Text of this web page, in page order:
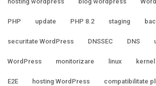
PHP update PHP 8.2 staging
securitate WordPress DNSSEC DNS
WordPress monitorizare linux kernel
E2E hosting WordPress compatibilitate